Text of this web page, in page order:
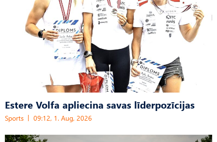
Estere Volfa apliecina savas līderpozīcijas
Sports 09:12, 1. Aug, 2026